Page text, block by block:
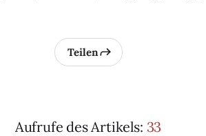
Teilen
Aufrufe des Artikels: 33